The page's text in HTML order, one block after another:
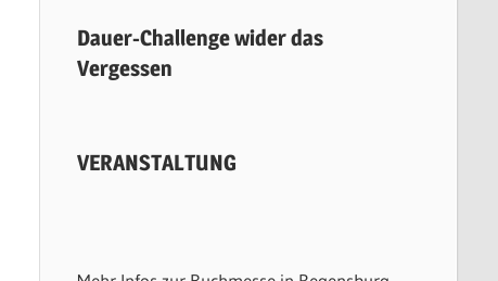
Dauer-Challenge wider das
Vergessen
VERANSTALTUNG